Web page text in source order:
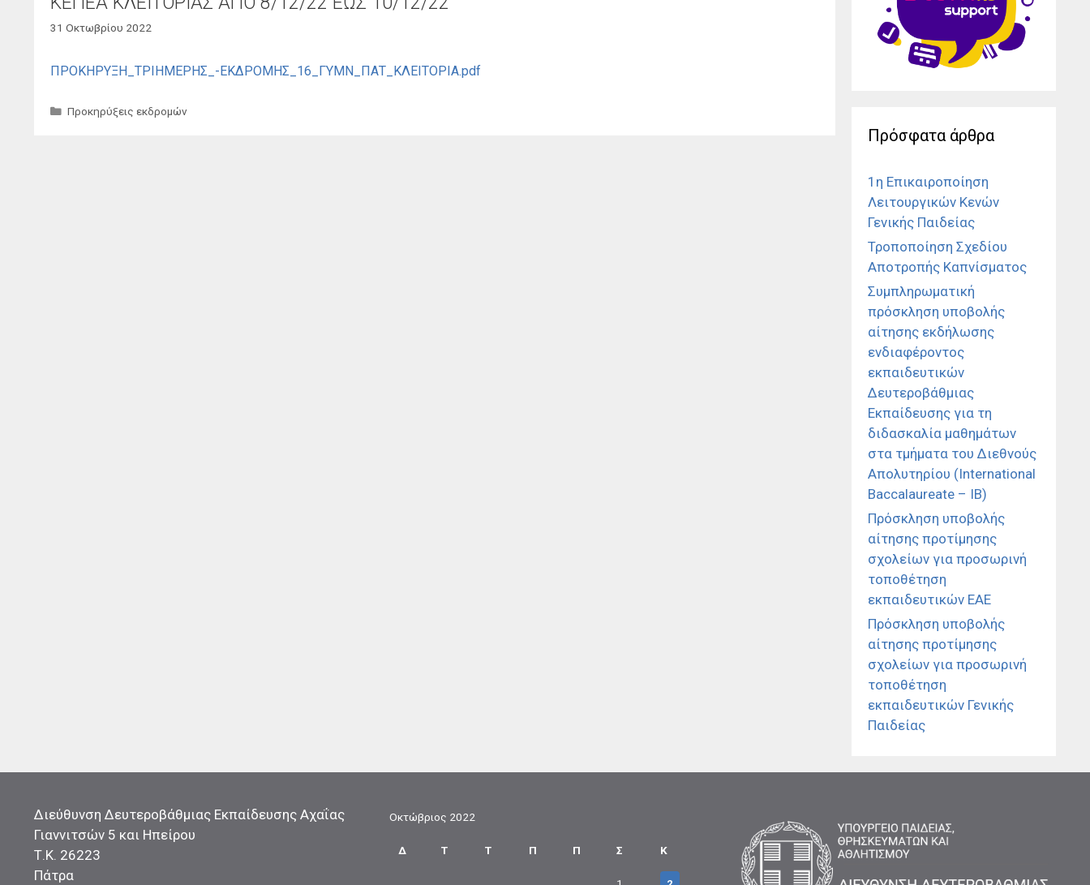
31 Οκτωβρίου 2022
ΠΡΟΚΗΡΥΞΗ_ΤΡΙΗΜΕΡΗΣ_-ΕΚΔΡΟΜΗΣ_16_ΓΥΜΝ_ΠΑΤ_ΚΛΕΙΤΟΡΙΑ.pdf
Κατηγορίες
Προκηρύξεις εκδρομών
Πρόσφατα άρθρα
1η Επικαιροποίηση
Λειτουργικών Κενών
Γενικής Παιδείας
Τροποποίηση Σχεδίου
Αποτροπής Καπνίσματος
Συμπληρωματική
πρόσκληση υποβολής
αίτησης εκδήλωσης
ενδιαφέροντος
εκπαιδευτικών
Δευτεροβάθμιας
Εκπαίδευσης για τη
διδασκαλία μαθημάτων
στα τμήματα του Διεθνούς
Απολυτηρίου (International
Baccalaureate – IB)
Πρόσκληση υποβολής
αίτησης προτίμησης
σχολείων για προσωρινή
τοποθέτηση
εκπαιδευτικών ΕΑΕ
Πρόσκληση υποβολής
αίτησης προτίμησης
σχολείων για προσωρινή
τοποθέτηση
εκπαιδευτικών Γενικής
Παιδείας
Διεύθυνση Δευτεροβάθμιας Εκπαίδευσης Αχαΐας
Γιαννιτσών 5 και Ηπείρου
Τ.Κ. 26223
Πάτρα
Οκτώβριος 2022
Δ Τ Τ Π Π Σ Κ